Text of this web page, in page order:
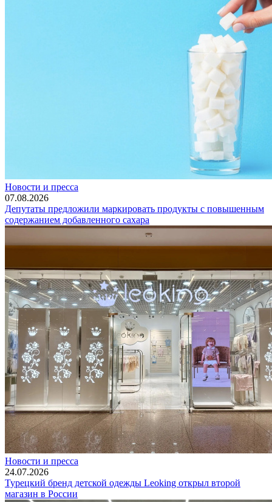
Новости и пресса
07.08.2026
Депутаты предложили маркировать продукты с повышенным
содержанием добавленного сахара
Новости и пресса
24.07.2026
Турецкий бренд детской одежды Leoking открыл второй
магазин в России